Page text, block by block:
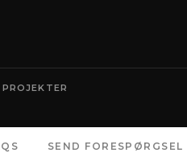
SEND FORESPØRGSEL